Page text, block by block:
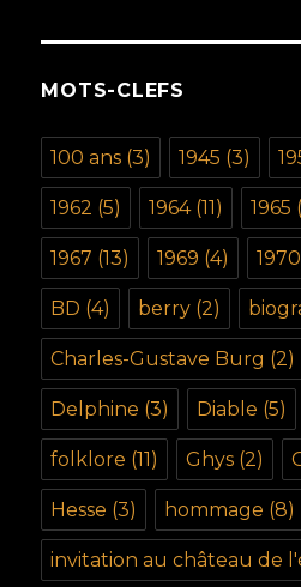
MOTS-CLEFS
100 ans (3) 1945 (3)
1962 (5) 1964(11) 1965
1967 (13) 1969 (4) 1970
BD (4) berry (2)
Charles-Gustave Burg (2)
Delphine (3) Diable (5)
folklore (11) Ghys (2)
Hesse (3) hommage (8)
invitation au château de